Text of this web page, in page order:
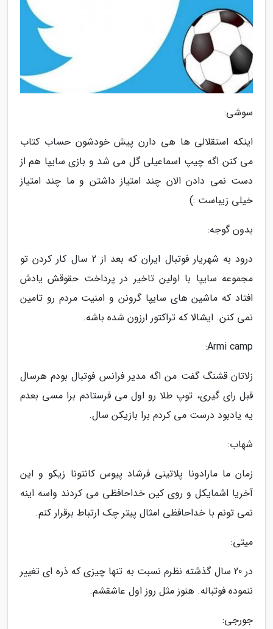
سوشی:
اینکه استقلالی ها هی دارن پیش خودشون حساب کتاب
می کنن اگه چیپ اسماعیلی گل می شد و بازی سایپا هم از
دست نمی دادن الان چند امتیاز داشتن و ما چند امتیاز
خیلی زیباست :)
بدون گوجه:
درود به شهریار فوتبال ایران که بعد از 2 سال کار کردن تو
مجموعه سایپا با اولین تاخیر در پرداخت حقوقش یادش
افتاد که ماشین های سایپا گرونن و امنیت مردم رو تامین
نمی کنن. ایشالا که تراکتور ارزون شده باشه.
Armi camp:
زلاتان قشنگ گفت من اگه مدیر فرانس فوتبال بودم هرسال
قبل رای گیری، توپ طلا رو اول می فرستادم برا مسی بعدم
یه یادبود درست می کردم برا بازیکن سال.
شهاب:
زمان ما مارادونا پلاتینی فرشاد پیوس کانتونا زیکو و این
آخریا اشمایکل و روی کین خداحافظی می کردند واسه اینه
نمی تونم با خداحافظی امثال پیتر چک ارتباط برقرار کنم.
میتی:
در 20 سال گذشته نظرم نسبت به تنها چیزی که ذره ای تغییر
ننموده فوتباله. هنوز مثل روز اول عاشقشم.
جورجی: